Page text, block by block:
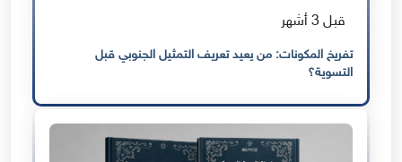
قبل 3 أشهر
تفريخ المكونات: من يعيد تعريف التمثيل الجنوبي قبل
التسوية؟